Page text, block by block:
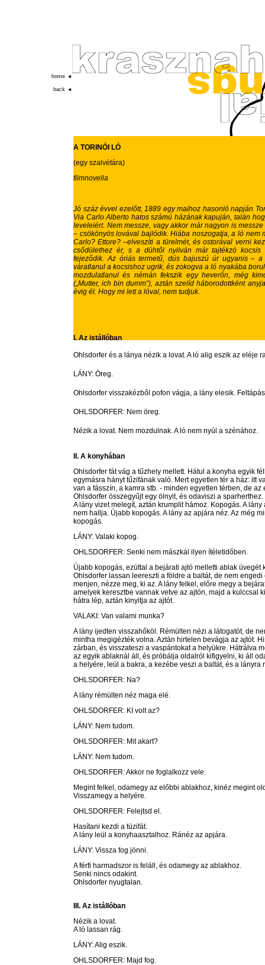
home ◄
back ◄
A TORINÓI LÓ
(egy szalvétára)
filmnovella
Jó száz évvel ezelőtt, 1889 egy maihoz hasonló napján
Via Carlo Alberto hatos számú házának kapuján, talán
leveleiért. Nem messze, vagy akkor már nagyon is
– csökönyös lovával bajlódik. Hiába noszogatja, a ló nem
Carlo? Ettore? –elveszíti a türelmét, és ostorával verni
csődülethez ér, s a dühtől nyilván már tajtékzó
fejeződik. Az óriás termetű, dús bajuszú úr ugyanis –
váratlanul a kocsishoz ugrik, és zokogva a ló nyakába
mozdulatlanul és némán fekszik egy heverőn, még
(„Mutter, ich bin dumm”), aztán szelíd háborodottként
évig él. Hogy mi lett a lóval, nem tudjuk.
I. Az istállóban
Ohlsdorfer és a lánya nézik a lovat. A ló alig eszik az eléje
LÁNY: Öreg.
Ohlsdorfer visszakézből pofon vágja, a lány elesik.
OHLSDORFER: Nem öreg.
Nézik a lovat. Nem mozdulnak. A ló nem nyúl a szénához.
II. A konyhában
Ohlsdorfer fát vág a tűzhely mellett. Hátul a konyha egyik
egymásra hányt tűzifának való. Mert egyetlen tér a ház: itt
van a fásszín, a kamra stb. - minden egyetlen térben, de
Ohlsdorfer összegyűjt egy ölnyit, és odaviszi a
A lány vizet melegít, aztán krumplit hámoz. Kopogás. A
nem hallja. Újabb kopogás. A lány az apjára néz. Az még
kopogás.
LÁNY: Valaki kopog.
OHLSDORFER: Senki nem mászkál ilyen ítéletidőben.
Újabb kopogás, ezúttal a bejárati ajtó melletti ablak üvegét
Ohlsdorfer lassan leereszti a földre a baltát, de nem
menjen, nézze meg, ki az. A lány felkel, előre megy a
amelyek keresztbe vannak vetve az ajtón, majd a kulccsal
hátra lép, aztán kinyitja az ajtót.
VALAKI: Van valami munka?
A lány ijedten visszahőköl. Rémülten nézi a látogatót, de
mintha megigézték volna. Aztán hirtelen bevágja az ajtót.
zárban, és visszateszi a vaspántokat a helyükre. Hátrálva
az egyik ablaknál áll, és próbálja oldalról kifigyelni, ki áll
a helyére, leül a bakra, a kezébe veszi a baltát, és a lányra
OHLSDORFER: Na?
A lány rémülten néz maga elé.
OHLSDORFER: KI volt az?
LÁNY: Nem tudom.
OHLSDORFER: Mit akart?
LÁNY: Nem tudom.
OHLSDORFER: Akkor ne foglalkozz vele.
Megint felkel, odamegy az előbbi ablakhoz, kinéz megint
Visszamegy a helyére.
OHLSDORFER: Felejtsd el.
Hasítani kezdi a tüzifát.
A lány leül a konyhaasztalhoz. Ránéz az apjára.
LÁNY: Vissza fog jönni.
A férfi harmadszor is feláll, és odamegy az ablakhoz.
Senki nincs odakint.
Ohlsdorfer nyugtalan.
III. Az istállóban
Nézik a lovat.
A ló lassan rág.
LÁNY: Alig eszik.
OHLSDORFER: Majd fog.